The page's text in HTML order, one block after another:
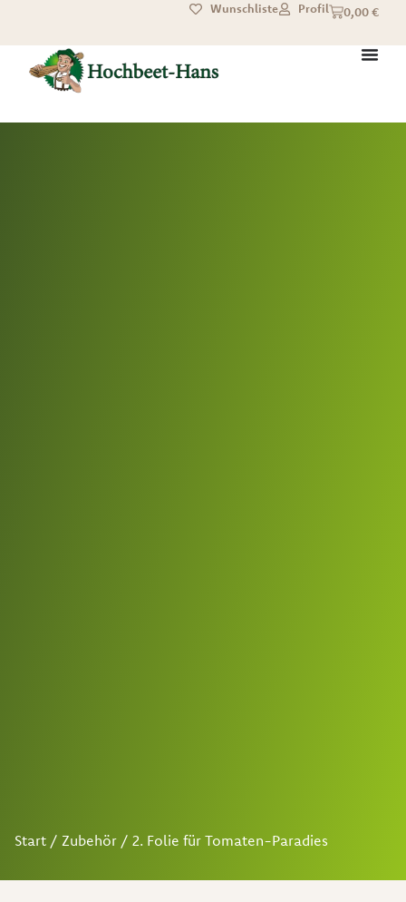
0,00€
Wunschliste Profil
Start / Zubehör / 2. Folie für Tomaten-Paradies